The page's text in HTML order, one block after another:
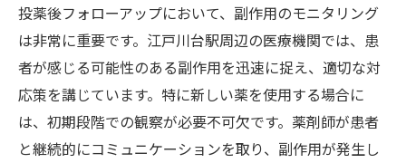
投薬後フォローアップにおいて、副作用のモニタリング
は非常に重要です。江戸川台駅周辺の医療機関では、患
者が感じる可能性のある副作用を迅速に捉え、適切な対
応策を講じています。特に新しい薬を使用する場合に
は、初期段階での観察が必要不可欠です。薬剤師が患者
と継続的にコミュニケーションを取り、副作用が発生し